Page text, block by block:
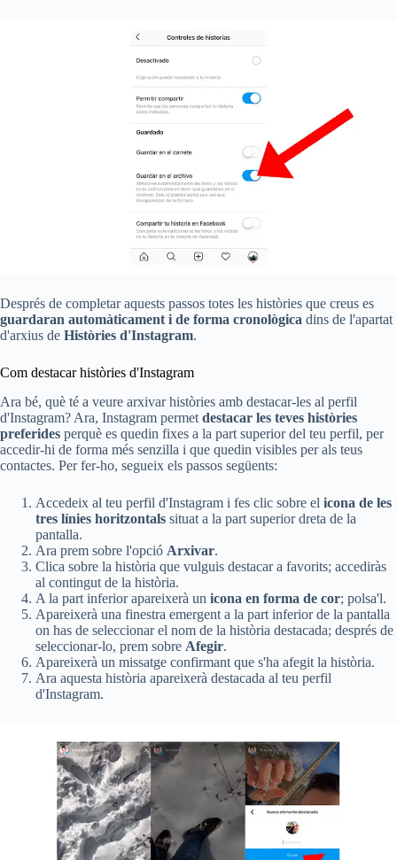
Després de completar aquests passos totes les històries que creus es
guardaran automàticament i de forma cronològica dins de l'apartat
d'arxius de Històries d'Instagram.
Com destacar històries d'Instagram
Ara bé, què té a veure arxivar històries amb destacar-les al perfil
d'Instagram? Ara, Instagram permet destacar les teves històries
preferides perquè es quedin fixes a la part superior del teu perfil, per
accedir-hi de forma més senzilla i que quedin visibles per als teus
contactes. Per fer-ho, segueix els passos següents:
Accedeix al teu perfil d'Instagram i fes clic sobre el icona de les
tres línies horitzontals situat a la part superior dreta de la
pantalla.
Ara prem sobre l'opció Arxivar.
Clica sobre la història que vulguis destacar a favorits; accediràs
al contingut de la història.
A la part inferior apareixerà un icona en forma de cor; polsa'l.
Apareixerà una finestra emergent a la part inferior de la pantalla
on has de seleccionar el nom de la història destacada; després de
seleccionar-lo, prem sobre Afegir.
Apareixerà un missatge confirmant que s'ha afegit la història.
Ara aquesta història apareixerà destacada al teu perfil
d'Instagram.